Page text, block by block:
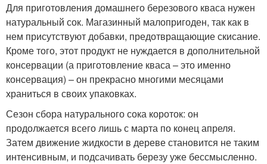
Для приготовления домашнего березового кваса нужен
натуральный сок. Магазинный малопригоден, так как в
нем присутствуют добавки, предотвращающие скисание.
Кроме того, этот продукт не нуждается в дополнительной
консервации (а приготовление кваса – это именно
консервация) – он прекрасно многими месяцами
храниться в своих упаковках.
Сезон сбора натурального сока короток: он
продолжается всего лишь с марта по конец апреля.
Затем движение жидкости в дереве становится не таким
интенсивным, и подсачивать березу уже бессмысленно.